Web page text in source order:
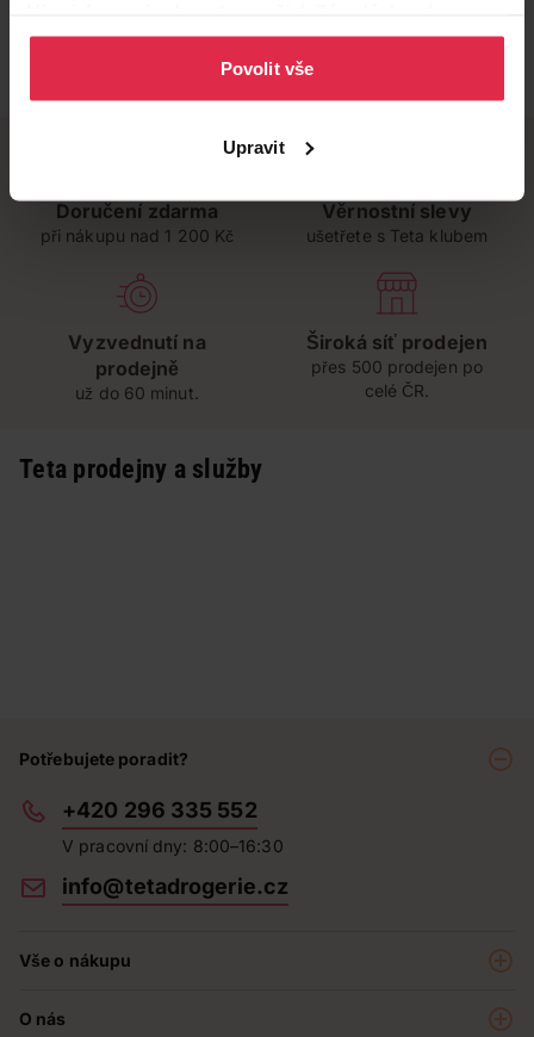
osobních údajů.
Povolit vše
Upravit
Doručení zdarma
při nákupu nad 1 200 Kč
Věrnostní slevy
ušetřete s Teta klubem
Vyzvednutí na
prodejně
už do 60 minut.
Široká síť prodejen
přes 500 prodejen po
celé ČR.
Teta prodejny a služby
Potřebujete poradit?
+420 296 335 552
V pracovní dny: 8:00–16:30
info@tetadrogerie.cz
Vše o nákupu
O nás